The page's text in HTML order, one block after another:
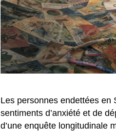
Les personnes endettées en
sentiments d’anxiété et de
d’une enquête longitudinale